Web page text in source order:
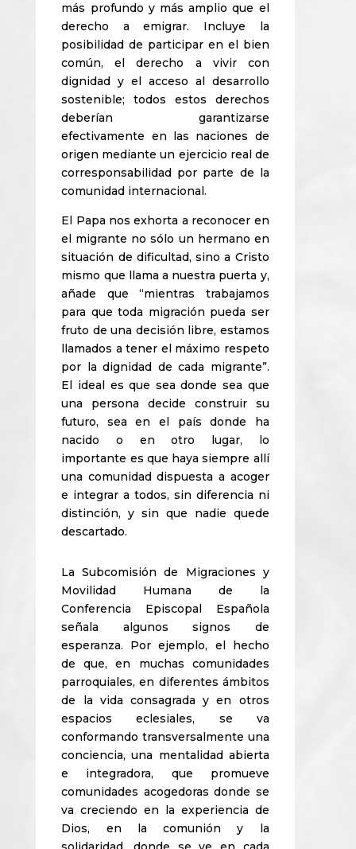
más profundo y más amplio que el
derecho a emigrar. Incluye la
posibilidad de participar en el bien
común, el derecho a vivir con
dignidad y el acceso al desarrollo
sostenible; todos estos derechos
deberían garantizarse
efectivamente en las naciones de
origen mediante un ejercicio real de
corresponsabilidad por parte de la
comunidad internacional.
El Papa nos exhorta a reconocer en
el migrante no sólo un hermano en
situación de dificultad, sino a Cristo
mismo que llama a nuestra puerta y,
añade que “mientras trabajamos
para que toda migración pueda ser
fruto de una decisión libre, estamos
llamados a tener el máximo respeto
por la dignidad de cada migrante”.
El ideal es que sea donde sea que
una persona decide construir su
futuro, sea en el país donde ha
nacido o en otro lugar, lo
importante es que haya siempre allí
una comunidad dispuesta a acoger
e integrar a todos, sin diferencia ni
distinción, y sin que nadie quede
descartado.
La Subcomisión de Migraciones y
Movilidad Humana de la
Conferencia Episcopal Española
señala algunos signos de
esperanza. Por ejemplo, el hecho
de que, en muchas comunidades
parroquiales, en diferentes ámbitos
de la vida consagrada y en otros
espacios eclesiales, se va
conformando transversalmente una
conciencia, una mentalidad abierta
e integradora, que promueve
comunidades acogedoras donde se
va creciendo en la experiencia de
Dios, en la comunión y la